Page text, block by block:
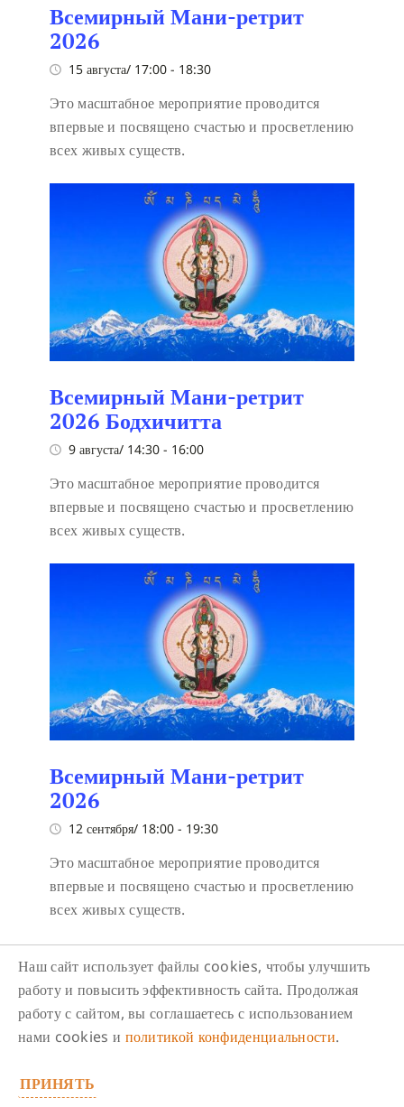
Всемирный Мани-ретрит
2026
15 августа/ 17:00 - 18:30
Это масштабное мероприятие проводится
впервые и посвящено счастью и просветлению
всех живых существ.
Всемирный Мани-ретрит
2026 Бодхичитта
9 августа/ 14:30 - 16:00
Это масштабное мероприятие проводится
впервые и посвящено счастью и просветлению
всех живых существ.
Всемирный Мани-ретрит
2026
12 сентября/ 18:00 - 19:30
Это масштабное мероприятие проводится
впервые и посвящено счастью и просветлению
всех живых существ.
Следите за нами в соцсетях
Наш сайт использует файлы cookies, чтобы улучшить
работу и повысить эффективность сайта. Продолжая
работу с сайтом, вы соглашаетесь с использованием
нами cookies и политикой конфиденциальности.
ПРИНЯТЬ